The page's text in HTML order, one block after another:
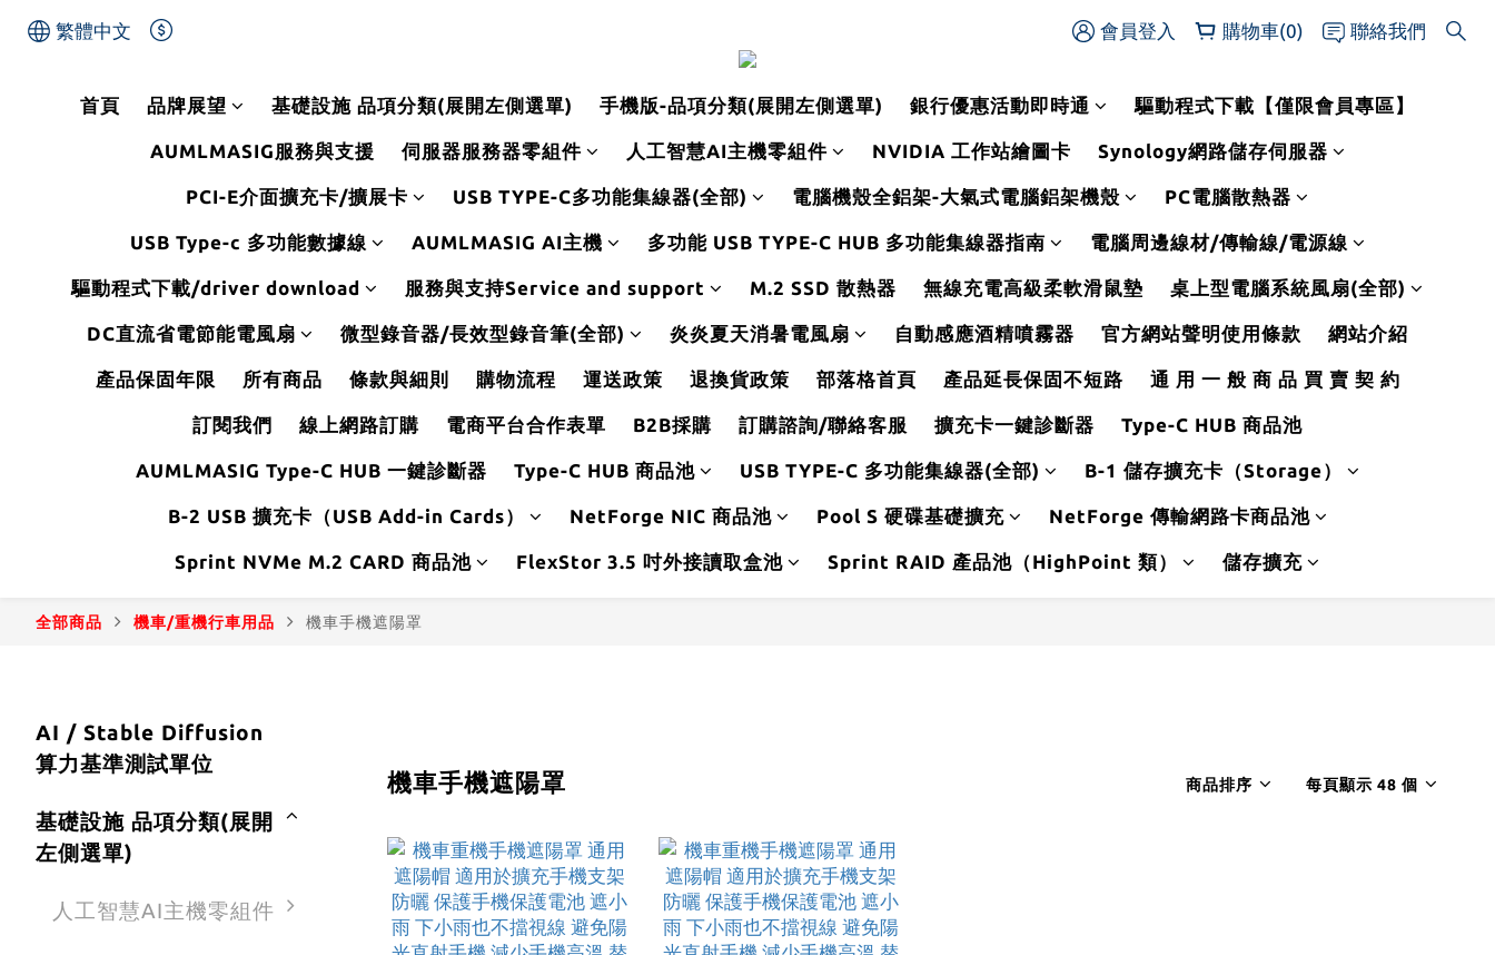
繁體中文 會員登入 購物車(0) 聯絡我們
首頁 品牌展望 基礎設施 品項分類(展開左側選單) 手機版-品項分類(展開左側選單) 銀行優惠活動即時通 驅動程式下載【僅限會員專區】
AUMLMASIG服務與支援 伺服器服務器零組件 人工智慧AI主機零組件 NVIDIA 工作站繪圖卡 Synology網路儲存伺服器
PCI-E介面擴充卡/擴展卡 USB TYPE-C多功能集線器(全部) 電腦機殼全鋁架-大氣式電腦鋁架機殼 PC電腦散熱器
USB Type-c 多功能數據線 AUMLMASIG AI主機 多功能 USB TYPE-C HUB 多功能集線器指南 電腦周邊線材/傳輸線/電源線
驅動程式下載/driver download 服務與支持Service and support M.2 SSD 散熱器 無線充電高級柔軟滑鼠墊 桌上型電腦系統風扇(全部)
DC直流省電節能電風扇 微型錄音器/長效型錄音筆(全部) 炎炎夏天消暑電風扇 自動感應酒精噴霧器 官方網站聲明使用條款 網站介紹
產品保固年限 所有商品 條款與細則 購物流程 運送政策 退換貨政策 部落格首頁 產品延長保固不短路 通 用 一 般 商 品 買 賣 契 約
訂閱我們 線上網路訂購 電商平台合作表單 B2B採購 訂購諮詢/聯絡客服 擴充卡一鍵診斷器 Type-C HUB 商品池
AUMLMASIG Type-C HUB 一鍵診斷器 Type-C HUB 商品池 USB TYPE-C 多功能集線器(全部) B-1 儲存擴充卡（Storage）
B-2 USB 擴充卡（USB Add-in Cards） NetForge NIC 商品池 Pool S 硬碟基礎擴充 NetForge 傳輸網路卡商品池
Sprint NVMe M.2 CARD 商品池 FlexStor 3.5 吋外接讀取盒池 Sprint RAID 產品池（HighPoint 類） 儲存擴充
全部商品 機車/重機行車用品 機車手機遮陽罩
AI / Stable Diffusion
算力基準測試單位
基礎設施 品項分類(展開
左側選單)
人工智慧AI主機零組件
機車手機遮陽罩 商品排序 每頁顯示 48 個